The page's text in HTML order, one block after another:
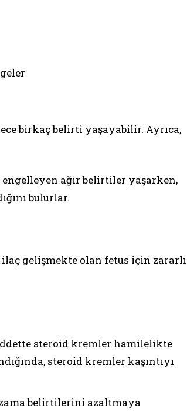
birkaç belirti yaşayabilir. Ayrıca,
ağır belirtiler yaşarken,
bulurlar.
gelişmekte olan fetus için zararlı
steroid kremler hamilelikte
steroid kremler kaşıntıyı
belirtilerini azaltmaya